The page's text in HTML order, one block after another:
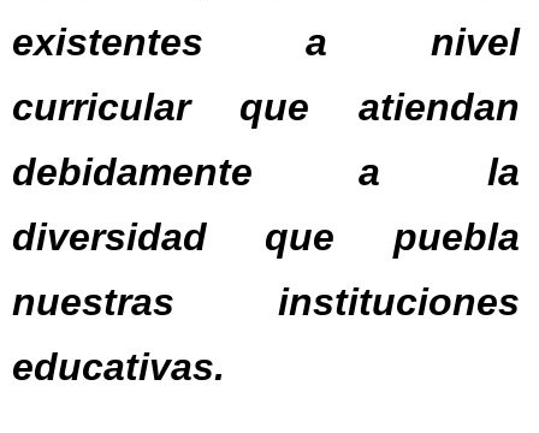
existentes a nivel
curricular que atiendan
debidamente a la
diversidad que puebla
nuestras instituciones
educativas.